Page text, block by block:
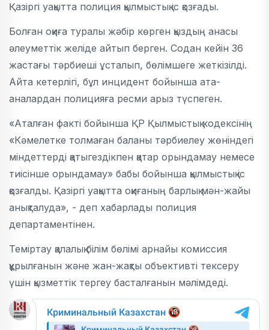
Қазіргі уақытта полиция қылмыстық іс қозғады.
Болған оқиға туралы жәбір көрген қыздың анасы
әлеуметтік желіде айтып берген. Содан кейін 36
жастағы тәрбиеші ұсталып, бөлімшеге жеткізілді.
Айта кетерлігі, бұл инцидент бойынша ата-
аналардан полицияға ресми арыз түспеген.
«Аталған факті бойынша ҚР Қылмыстық кодексінің
«Кәмелетке толмаған баланы тәрбиелеу жөніндегі
міндеттерді қатыгездікпен қатар орындамау немесе
тиісінше орындамау» бабы бойынша қылмыстық іс
қозғалды. Қазіргі уақытта оқиғаның барлық мән-жайы
анықталуда», - деп хабарлады полиция
департаментінен.
Теміртау қалалық білім бөлімі арнайы комиссия
құрылғанын және жан-жақты объективті тексеру
үшін қызметтік тергеу басталғанын мәлімдеді.